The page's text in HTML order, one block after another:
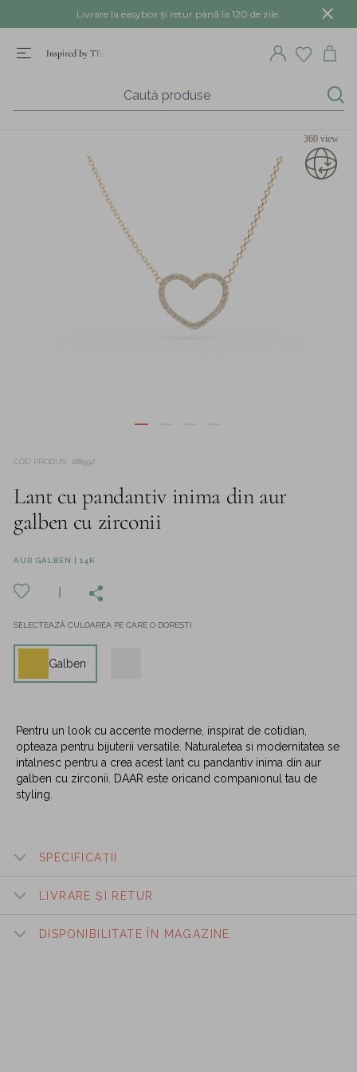
Livrare la easybox și retur până la 120 de zile.
360 view
COD PRODUS 188592
Lant cu pandantiv inima din aur
galben cu zirconii
AUR GALBEN | 14K
SELECTEAZĂ CULOAREA PE CARE O DOREȘTI
Galben
Pentru un look cu accente moderne, inspirat de cotidian,
opteaza pentru bijuterii versatile. Naturaletea si modernitatea se
intalnesc pentru a crea acest lant cu pandantiv inima din aur
galben cu zirconii. DAAR este oricand companionul tau de
styling.
SPECIFICAȚII
LIVRARE ȘI RETUR
DISPONIBILITATE ÎN MAGAZINE